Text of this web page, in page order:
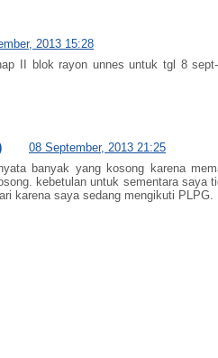
2013 15:28
II blok rayon unnes untuk tgl 8
08 September, 2013 21:25
banyak yang kosong karena
kebetulan untuk sementara saya
karena saya sedang mengikuti PLPG.